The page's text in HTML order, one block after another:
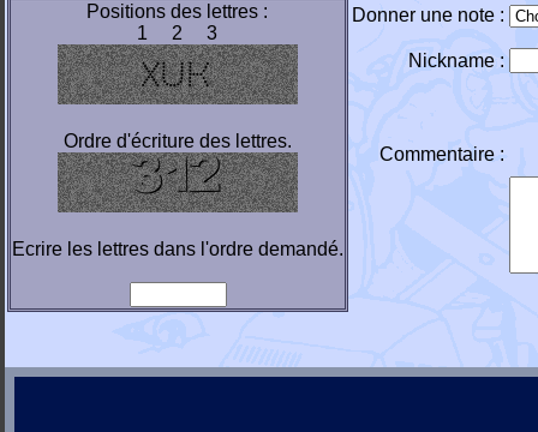
Positions des lettres :
1 2 3
Ordre d'écriture des lettres.
Ecrire les lettres dans l'ordre demandé.
Donner une note :
Nickname :
Commentaire :